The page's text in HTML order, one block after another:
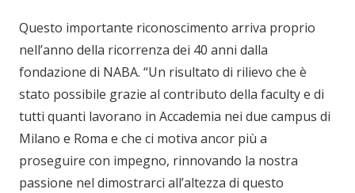
Questo importante riconoscimento arriva proprio
nell’anno della ricorrenza dei 40 anni dalla
fondazione di NABA. “Un risultato di rilievo che è
stato possibile grazie al contributo della faculty e di
tutti quanti lavorano in Accademia nei due campus di
Milano e Roma e che ci motiva ancor più a
proseguire con impegno, rinnovando la nostra
passione nel dimostrarci all’altezza di questo